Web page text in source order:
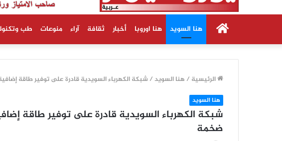
الرئيسيةهنا السويد هنا اوروبا أخبار ثقافة آراء منوعات طب
الرئيسية / هنا السويد/ شبكة الكهرباء السويدية قادرة على توفير طاقة إضافية بنسبة 40% دون
هنا السويد
ضخمة